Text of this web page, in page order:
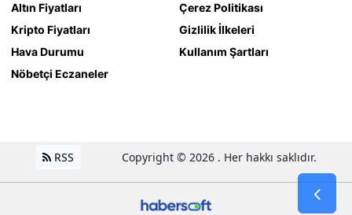
Altın Fiyatları
Kripto Fiyatları
Hava Durumu
Nöbetçi Eczaneler
Çerez Politikası
Gizlilik İlkeleri
Kullanım Şartları
RSS Copyright © 2026 . Her hakkı saklıdır.